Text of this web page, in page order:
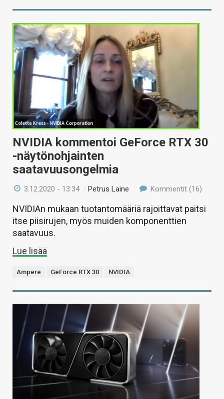
NVIDIA kommentoi GeForce RTX 30
-näytönohjainten
saatavuusongelmia
3.12.2020 - 13:34 /Petrus Laine Kommentit (16)
NVIDIAn mukaan tuotantomääriä rajoittavat paitsi
itse piisirujen, myös muiden komponenttien
saatavuus.
Lue lisää
Ampere GeForce RTX 30 NVIDIA